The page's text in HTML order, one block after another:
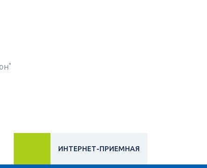
ИНТЕРНЕТ-ПРИЕМНАЯ